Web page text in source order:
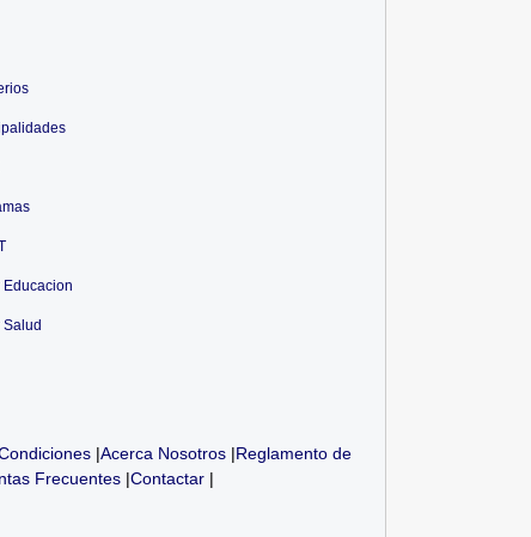
Educacion
Salud
|Acerca Nosotros |Reglamento de
Frecuentes|Contactar|